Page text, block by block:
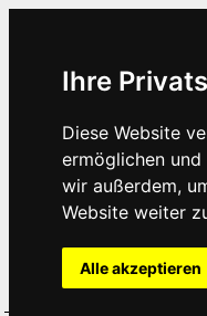
Ihre
Diese Website
ermöglichen und
wir außerdem,
Website weiter
Alle akzeptieren